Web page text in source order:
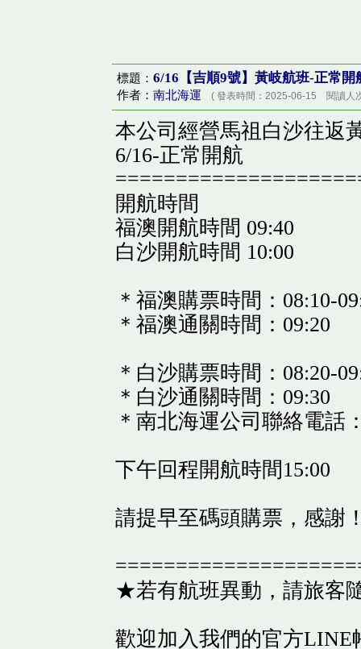
標題： 6/16【吉順9號】黃岐航班-正常開
作者： 南北海運 ( 發表時間：2025-06-15 閱讀人
本公司經營馬祖白沙往返
6/16-正常開航
開航時間
福澳開航時間 09:40
白沙開航時間 10:00
＊福澳購票時間：08:10-
＊福澳通關時間：09:20
＊白沙購票時間：08:20-
＊白沙通關時間：09:30
＊南北海運公司聯絡電話
下午回程開航時間15:00
請提早至碼頭購票，感謝
★若有航班異動，請旅客
歡迎加入我們的官方LINE